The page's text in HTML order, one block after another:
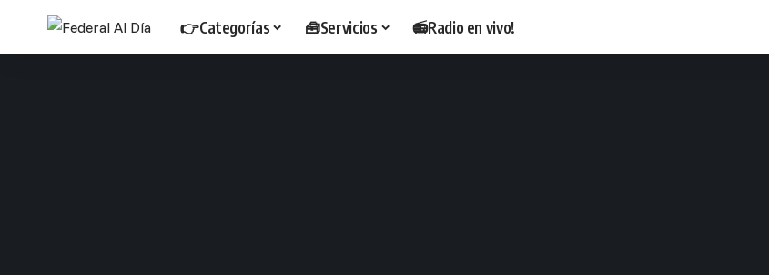
👉Categorías 🧰Servicios 📻Radio en vivo!